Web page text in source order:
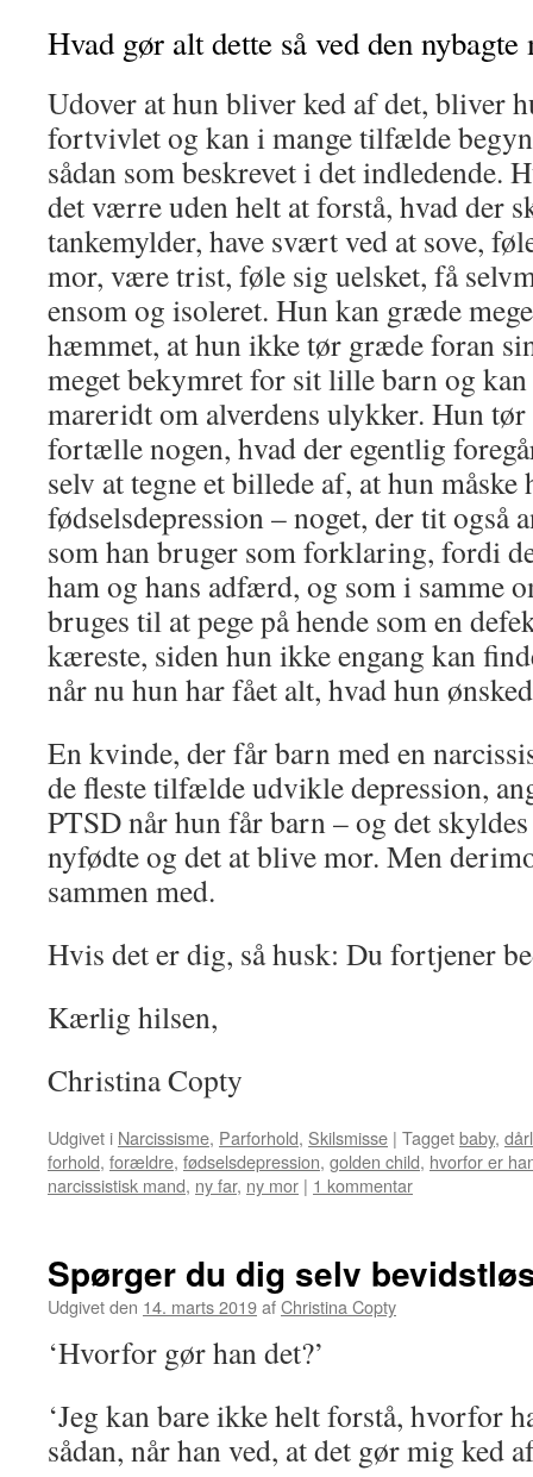
Hvad gør alt dette så ved den nybagte
Udover at hun bliver ked af det, bliver
fortvivlet og kan i mange tilfælde
sådan som beskrevet i det indledende.
det værre uden helt at forstå, hvad der
tankemylder, have svært ved at sove,
mor, være trist, føle sig uelsket, få
ensom og isoleret. Hun kan græde
hæmmet, at hun ikke tør græde foran
meget bekymret for sit lille barn og
mareridt om alverdens ulykker. Hun
fortælle nogen, hvad der egentlig
selv at tegne et billede af, at hun måske
fødselsdepression – noget, der tit også
som han bruger som forklaring, fordi
ham og hans adfærd, og som i samme
bruges til at pege på hende som en
kæreste, siden hun ikke engang kan
når nu hun har fået alt, hvad hun
En kvinde, der får barn med en
de fleste tilfælde udvikle depression,
PTSD når hun får barn – og det
nyfødte og det at blive mor. Men
sammen med.
Hvis det er dig, så husk: Du fortjener
Kærlig hilsen,
Christina Copty
Udgivet i Narcissisme, Parforhold, Skilsmisse | Taggetbaby,
forhold, forældre, fødselsdepression, golden child, hvorfor er
narcissistisk mand, ny far, ny mor | 1 kommentar
Spørger du dig selv
Udgivet den 14. marts 2019afChristina Copty
‘Hvorfor gør han det?’
‘Jeg kan bare ikke helt forstå, hvorfor
sådan, når han ved, at det gør mig ked